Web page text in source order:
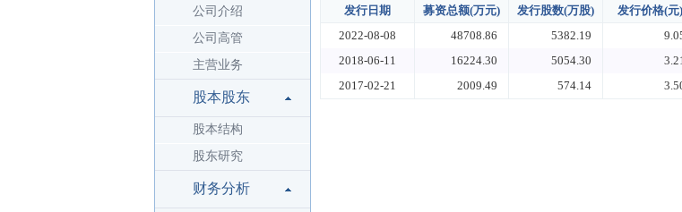
公司介绍
公司高管
主营业务
股本股东
股本结构
股东研究
财务分析
发行日期 募资总额(万元) 发行股数(万股) 发行价格(元)
2022-08-08
48708.86 5382.19
2018-06-11
16224.30 5054.30
2017-02-21
2009.49 574.14